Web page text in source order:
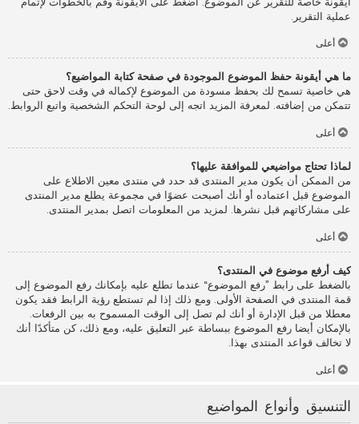
عملية التقرير.
أعلى
ما هي أيقونة حفظ الموضوع الموجودة في صفحة كتابة المواضيع؟
هي خاصية تسمح لك بحفظ مسودة من الموضوع لإكماله في وقت لاحق حتى
تتمكن من إضافته. لمعرفة المزيد اتجه إلى لوحة التحكم الشخصية واتبع الروابط.
أعلى
لماذا تحتاج مواضيعي للموافقة عليها؟
من الممكن أن يكون مدير المنتدى قد حدد في منتدى معين الاطلاع على
الموضوع قبل اعتماده أو أنك أصبحت عضوًا في مجموعة يطلع مدير المنتدى
على مشاركاتهم قبل نشرها. لمزيد من المعلومات اتصل بمدير المنتدى.
أعلى
كيف أرفع موضوع في المنتدى؟
بالضغط على رابط ”رفع الموضوع“ عندما تطلع عليه بإمكانك رفع الموضوع إلى
قمة المنتدى في الصفحة الأولى. ومع ذلك إذا لم تستطع رؤية الرابط فقد يكون
معطلا من قبل الإدارة أو أنك لم تصل إلى الوقت المسموح به بين الرفعات.
بالإمكان أيضا رفع الموضوع ببساطة عبر التعليق عليه، ومع ذلك، كن متأكدًا أنك
لا تخالف قواعد المنتدى بهذا.
أعلى
التنسيق وأنواع المواضيع